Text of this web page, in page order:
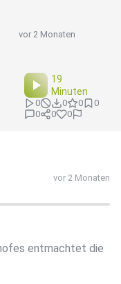
vor 2 Monaten
19
Minuten
0 0 0
0
0
0 0
vor 2 Monaten
entmachtet die